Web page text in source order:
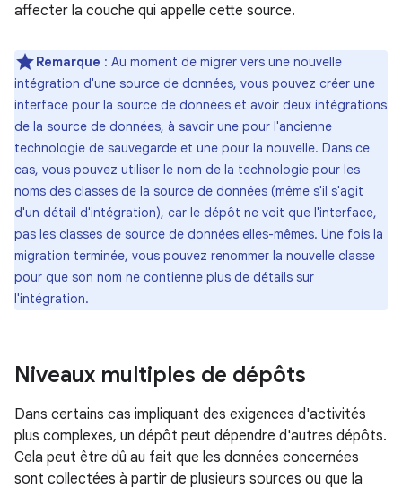
affecter la couche qui appelle cette source.
Remarque : Au moment de migrer vers une nouvelle
intégration d'une source de données, vous pouvez créer une
interface pour la source de données et avoir deux intégrations
de la source de données, à savoir une pour l'ancienne
technologie de sauvegarde et une pour la nouvelle. Dans ce
cas, vous pouvez utiliser le nom de la technologie pour les
noms des classes de la source de données (même s'il s'agit
d'un détail d'intégration), car le dépôt ne voit que l'interface,
pas les classes de source de données elles-mêmes. Une fois la
migration terminée, vous pouvez renommer la nouvelle classe
pour que son nom ne contienne plus de détails sur
l'intégration.
Niveaux multiples de dépôts
Dans certains cas impliquant des exigences d'activités
plus complexes, un dépôt peut dépendre d'autres dépôts.
Cela peut être dû au fait que les données concernées
sont collectées à partir de plusieurs sources ou que la